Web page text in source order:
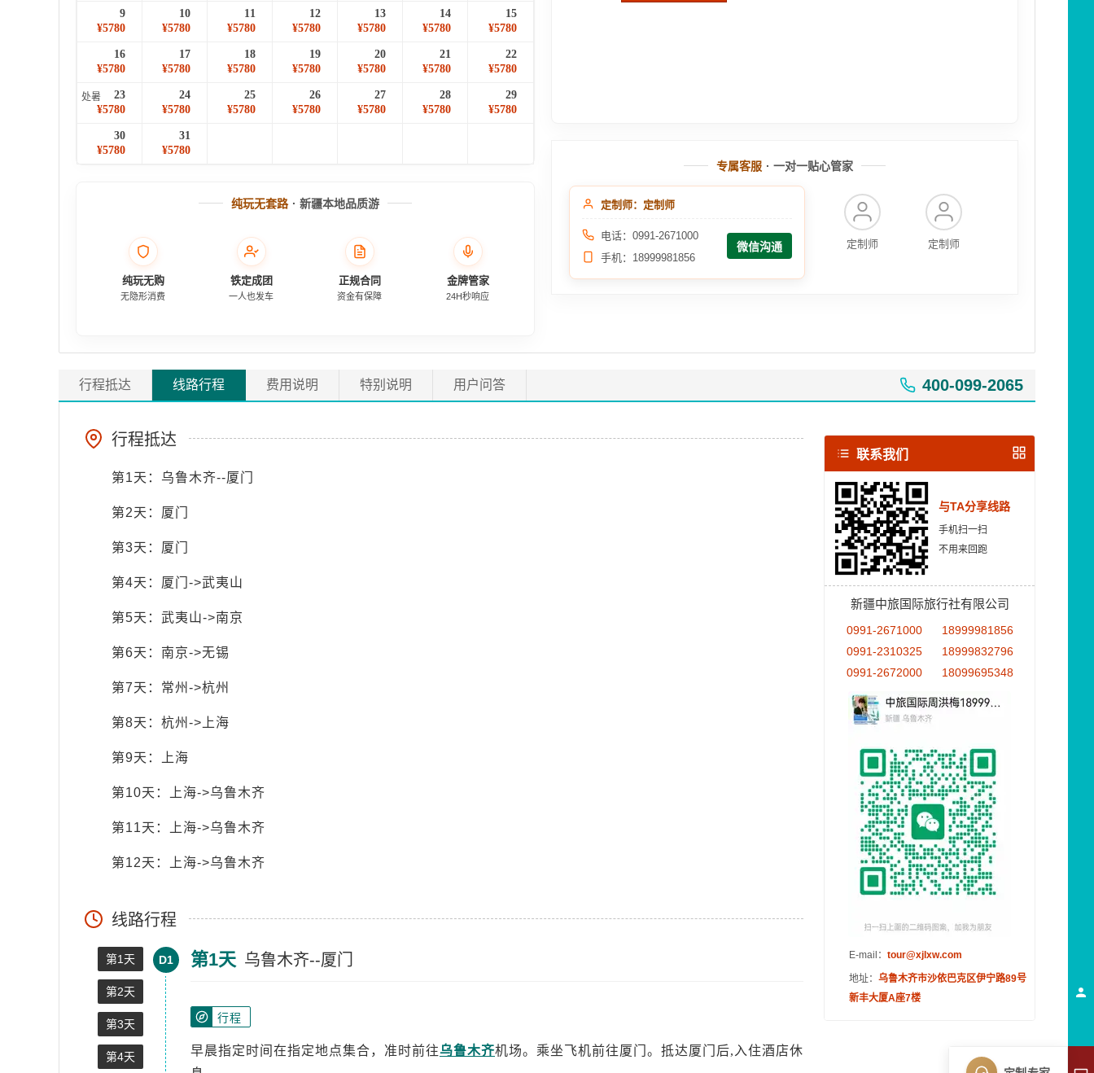
9
¥5780
10
¥5780
11
¥5780
12
¥5780
13
¥5780
14
¥5780
15
¥5780
16
¥5780
17
¥5780
18
¥5780
19
¥5780
20
¥5780
21
¥5780
22
¥5780
处暑
23
¥5780
24
¥5780
25
¥5780
26
¥5780
27
¥5780
28
¥5780
29
¥5780
30
¥5780
31
¥5780
纯玩无套路 · 新疆本地品质游
纯玩无购
无隐形消费
铁定成团
一人也发车
正规合同
资金有保障
金牌管家
24H秒响应
专属客服 · 一对一贴心管家
定制师：定制师
电话：0991-2671000
手机：18999981856
微信沟通 定制师 定制师
行程抵达 线路行程 费用说明 特别说明 用户问答 400-099-2065
行程抵达
第1天：乌鲁木齐--厦门
第2天：厦门
第3天：厦门
第4天：厦门->武夷山
第5天：武夷山->南京
第6天：南京->无锡
第7天：常州->杭州
第8天：杭州->上海
第9天：上海
第10天：上海->乌鲁木齐
第11天：上海->乌鲁木齐
第12天：上海->乌鲁木齐
线路行程
第1天
第2天
第3天
第4天
D1 第1天 乌鲁木齐--厦门
行程
早晨指定时间在指定地点集合，准时前往乌鲁木齐机场。乘坐飞机前往厦门。抵达厦门后,入住酒店休
联系我们
与TA分享线路
手机扫一扫
不用来回跑
新疆中旅国际旅行社有限公司
0991-2671000
18999981856
0991-2310325
18999832796
0991-2672000
18099695348
E-mail： tour@xjlxw.com
地址： 乌鲁木齐市沙依巴克区伊宁路89号
新丰大厦A座7楼